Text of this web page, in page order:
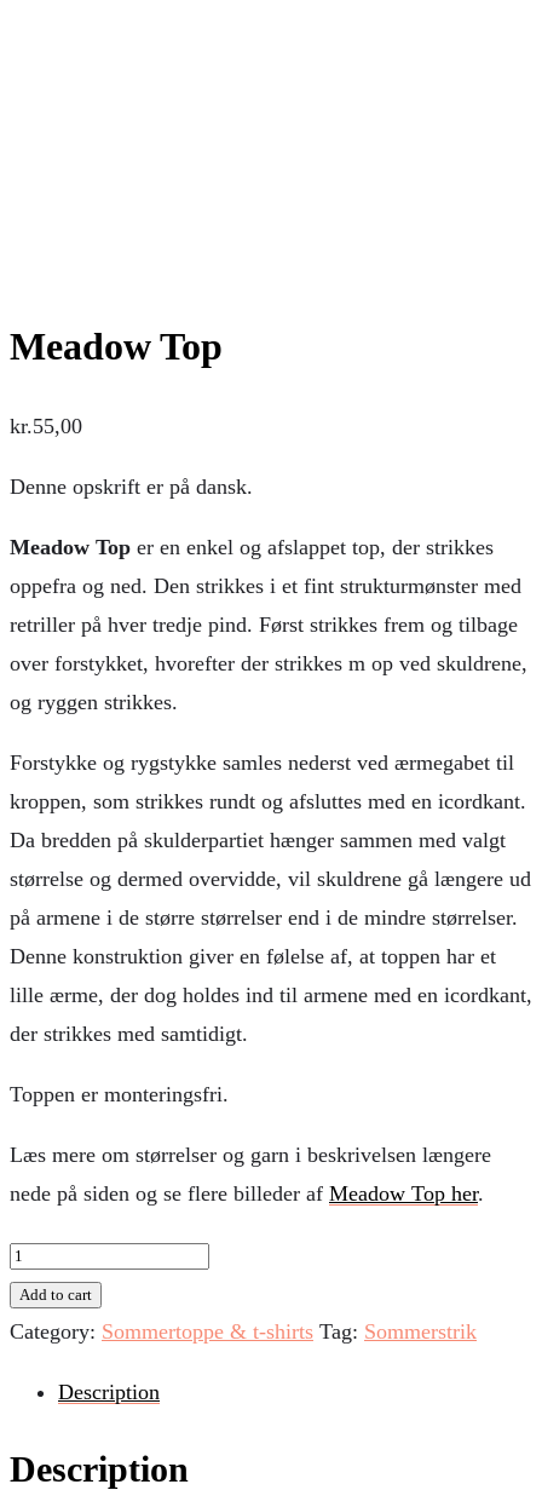
Meadow Top
kr.55,00
Denne opskrift er på dansk.
Meadow Top er en enkel og afslappet top, der strikkes
oppefra og ned. Den strikkes i et fint strukturmønster med
retriller på hver tredje pind. Først strikkes frem og tilbage
over forstykket, hvorefter der strikkes m op ved skuldrene,
og ryggen strikkes.
Forstykke og rygstykke samles nederst ved ærmegabet til
kroppen, som strikkes rundt og afsluttes med en icordkant.
Da bredden på skulderpartiet hænger sammen med valgt
størrelse og dermed overvidde, vil skuldrene gå længere ud
på armene i de større størrelser end i de mindre størrelser.
Denne konstruktion giver en følelse af, at toppen har et
lille ærme, der dog holdes ind til armene med en icordkant,
der strikkes med samtidigt.
Toppen er monteringsfri.
Læs mere om størrelser og garn i beskrivelsen længere
nede på siden og se flere billeder af Meadow Top her.
Meadow
Top
quantity
Add to cart
Category: Sommertoppe & t-shirts Tag: Sommerstrik
Description
Description